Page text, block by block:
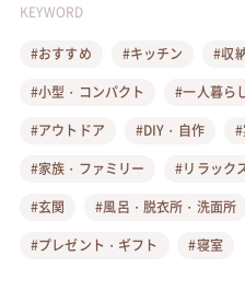
KEYWORD
#おすすめ #キッチン #収
#小型・コンパクト
#一人暮ら
#アウトドア
#DIY・自作
#家族・ファミリー
#リラック
#玄関
#風呂・脱衣所・洗面所
#プレゼント・ギフト
#寝室